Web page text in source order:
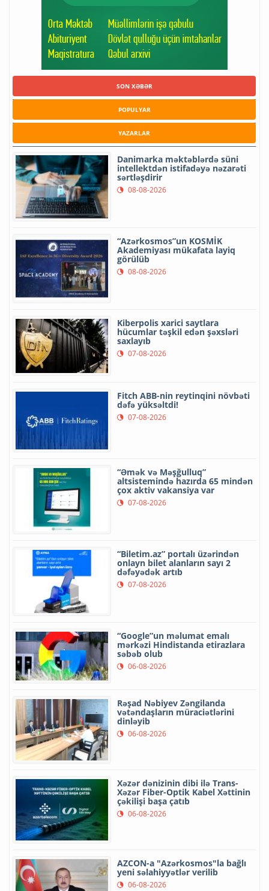
SON XƏBƏR
POPULYAR
YAZARLAR
Danimarka məktəblərdə süni
intellektdən istifadəyə nəzarəti
sərtləşdirir
08-08-2026
“Azərkosmos”un KOSMİK
Akademiyası mükafata layiq
görülüb
08-08-2026
Kiberpolis xarici saytlara
hücumlar təşkil edən şəxsləri
saxlayıb
07-08-2026
Fitch ABB-nin reytinqini növbəti
dəfə yüksəltdi!
07-08-2026
“Əmək və Məşğulluq”
altsistemində hazırda 65 mindən
çox aktiv vakansiya var
07-08-2026
“Biletim.az” portalı üzərindən
onlayn bilet alanların sayı 2
dəfəyədək artıb
07-08-2026
“Google”un məlumat emalı
mərkəzi Hindistanda etirazlara
səbəb olub
06-08-2026
Rəşad Nəbiyev Zəngilanda
vətəndaşların müraciətlərini
dinləyib
06-08-2026
Xəzər dənizinin dibi ilə Trans-
Xəzər Fiber-Optik Kabel Xəttinin
çəkilişi başa çatıb
06-08-2026
AZCON-a "Azərkosmos"la bağlı
yeni səlahiyyətlər verilib
06-08-2026